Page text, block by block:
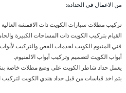
من الاعمال في الحدادة:
تركيب مظلات سيارات الكويت ذات الاقمشة
القيام بتركيب الكويت ذات المساحات الكبيرة
فني المنيوم الكويت لخدمات القص والتركيب لأبواب
أبواب الكويت لتصميم وتركيب أبواب الالمنيوم.
يعمل حداد شاطر الكويت على وضع مظلات خاصة
يتم اخذ قياسات من قبل حداد هندي الكويت لتركيب